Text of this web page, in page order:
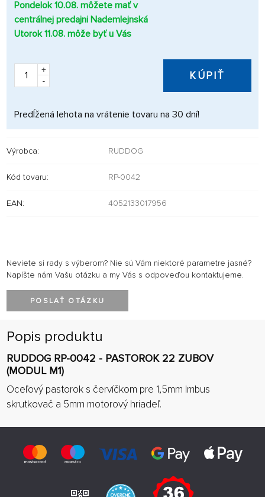
Pondelok 10.08. môžete mať v
centrálnej predajni Nademlejnská
Utorok 11.08. môže byť u Vás
+
-
KÚPIŤ
Predĺžená lehota na vrátenie tovaru na 30 dní!
Výrobca: RUDDOG
Kód tovaru: RP-0042
EAN: 4052133017956
Neviete si rady s výberom? Nie sú Vám niektoré parametre jasné?
Napíšte nám Vašu otázku a my Vás s odpoveďou kontaktujeme.
POSLAŤ OTÁZKU
Popis produktu
RUDDOG RP-0042 - PASTOROK 22 ZUBOV
(MODUL M1)
Oceľový pastorok s červíčkom pre 1,5mm Imbus
skrutkovač a 5mm motorový hriadeľ.